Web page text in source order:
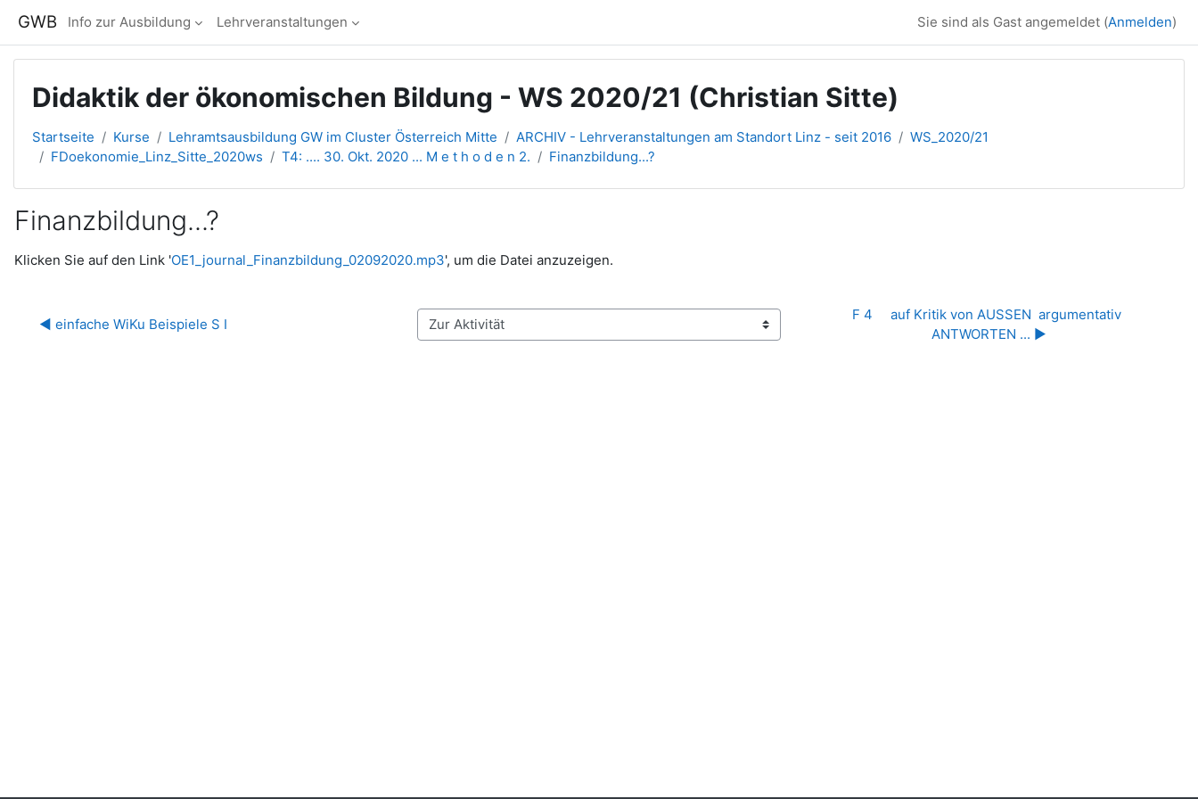
GWB Info zur Ausbildung Lehrveranstaltungen Sie sind als Gast angemeldet (Anmelden)
Didaktik der ökonomischen Bildung - WS 2020/21 (Christian Sitte)
Startseite Kurse Lehramtsausbildung GW im Cluster Österreich Mitte ARCHIV - Lehrveranstaltungen am Standort Linz - seit 2016
WS_2020/21
FDoekonomie_Linz_Sitte_2020ws
T4: .... 30. Okt. 2020 ... M e t h o d e n 2. Finanzbildung...?
Finanzbildung...?
Abschlussbedingungen
Klicken Sie auf den Link 'OE1_journal_Finanzbildung_02092020.mp3', um die Datei anzuzeigen.
◀︎ einfache WiKu Beispiele S I Zur Aktivität
F 4     auf Kritik von AUSSEN  argumentativ
ANTWORTEN ... ▶︎